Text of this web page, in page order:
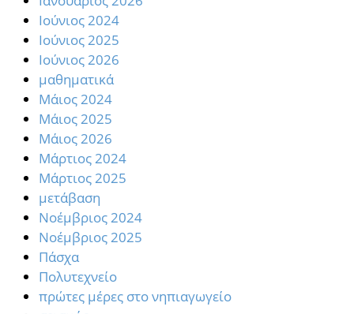
Ιούνιος 2024
Ιούνιος 2025
Ιούνιος 2026
μαθηματικά
Μάιος 2024
Μάιος 2025
Μάιος 2026
Μάρτιος 2024
Μάρτιος 2025
μετάβαση
Νοέμβριος 2024
Νοέμβριος 2025
Πάσχα
Πολυτεχνείο
πρώτες μέρες στο νηπιαγωγείο